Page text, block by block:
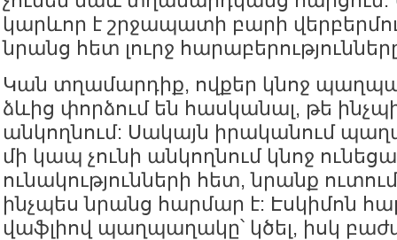
կարևոր է շրջապատի բարի
նրանց հետ լուրջ
Կան տղամարդիք, ովքեր կնոջ
ձևից փորձում են հասկանալ, թե
անկողնում: Սակայն իրականում
մի կապ չունի անկողնում կնոջ
ունակությունների հետ, նրանք
ինչպես նրանց հարմար է: Էսկիմոն
վաֆլիով պաղպաղակը՝ կծել, իսկ